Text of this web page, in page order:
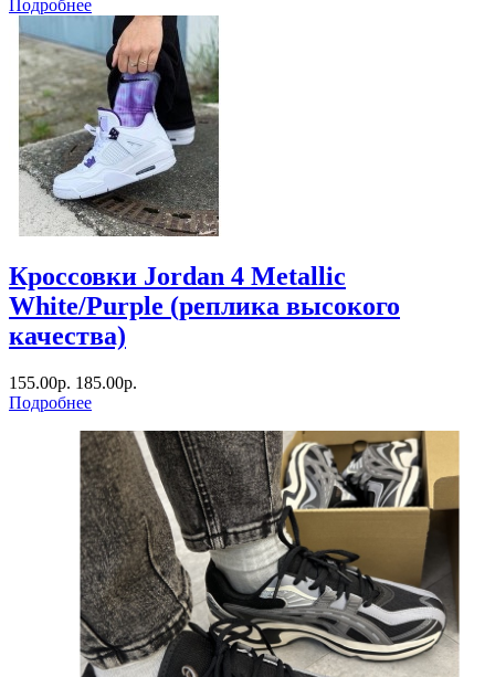
Подробнее
Кроссовки Jordan 4 Metallic
White/Purple (реплика высокого
качества)
155.00р. 185.00р.
Подробнее